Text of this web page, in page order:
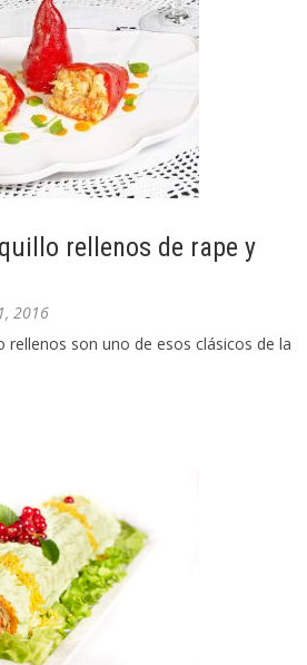
rellenos de rape y
2016
rellenos son uno de esos clásicos de la